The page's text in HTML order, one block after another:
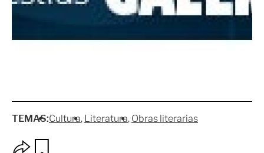
TEMAS:Cultura Literatura Obras literarias